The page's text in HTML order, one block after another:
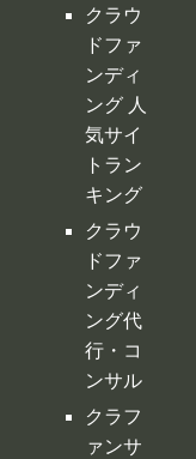
クラウ
ドファ
ンディ
ング代
行・コ
ンサル
クラフ
ァンサ
イトの
デメリ
ット
クラウ
ドファ
ンディ